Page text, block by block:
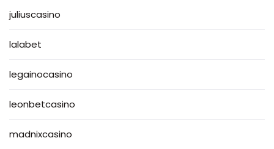
juliuscasino
lalabet
legainocasino
leonbetcasino
madnixcasino